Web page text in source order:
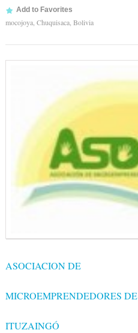
Add to Favorites
mocojoya, Chuquisaca, Bolivia
ASOCIACION DE
MICROEMPRENDEDORES DE
ITUZAINGÓ